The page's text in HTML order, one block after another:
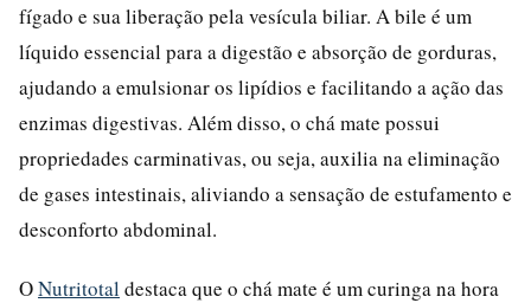
fígado e sua liberação pela vesícula biliar. A bile é um
líquido essencial para a digestão e absorção de gorduras,
ajudando a emulsionar os lipídios e facilitando a ação das
enzimas digestivas. Além disso, o chá mate possui
propriedades carminativas, ou seja, auxilia na eliminação
de gases intestinais, aliviando a sensação de estufamento e
desconforto abdominal.
ONutritotal destaca que o chá mate é um curinga na hora